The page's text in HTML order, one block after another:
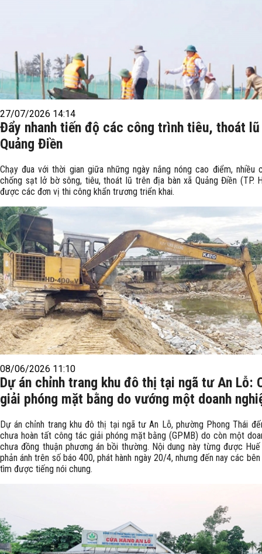
27/07/2026 14:14
Đẩy nhanh tiến độ các công trình tiêu, thoát
Quảng Điền
Chạy đua với thời gian giữa những ngày nắng nóng cao điểm, nhiều
chống sạt lở bờ sông, tiêu, thoát lũ trên địa bàn xã Quảng Điền (TP.
được các đơn vị thi công khẩn trương triển khai.
08/06/2026 11:10
Dự án chỉnh trang khu đô thị tại ngã tư An Lỗ:
giải phóng mặt bằng do vướng một doanh
Dự án chỉnh trang khu đô thị tại ngã tư An Lỗ, phường Phong Thái
chưa hoàn tất công tác giải phóng mặt bằng (GPMB) do còn một
chưa đồng thuận phương án bồi thường. Nội dung này từng được Huế
phản ánh trên số báo 400, phát hành ngày 20/4, nhưng đến nay các
tìm được tiếng nói chung.